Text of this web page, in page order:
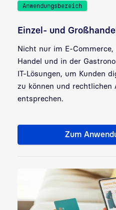
Anwendungsbereich
Einzel- und Großhandel
Nicht nur im E-
Handel und in der
IT-Lösungen, um Kunden
zu können und rechtlichen
entsprechen.
Zum